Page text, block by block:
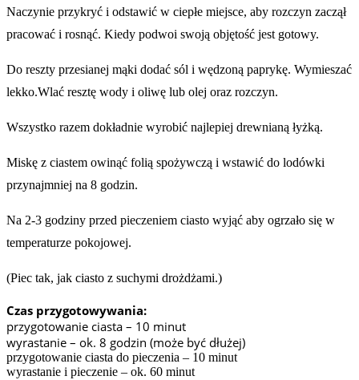
Naczynie przykryć i odstawić w ciepłe miejsce, aby rozczyn zaczął
pracować i rosnąć. Kiedy podwoi swoją objętość jest gotowy.
Do reszty przesianej mąki dodać sól i wędzoną paprykę. Wymieszać
lekko.Wlać resztę wody i oliwę lub olej oraz rozczyn.
Wszystko razem dokładnie wyrobić najlepiej drewnianą łyżką.
Miskę z ciastem owinąć folią spożywczą i wstawić do lodówki
przynajmniej na 8 godzin.
Na 2-3 godziny przed pieczeniem ciasto wyjąć aby ogrzało się w
temperaturze pokojowej.
(Piec tak, jak ciasto z suchymi drożdżami.)
Czas przygotowywania:
przygotowanie ciasta – 10 minut
wyrastanie – ok. 8 godzin (może być dłużej)
przygotowanie ciasta do pieczenia – 10 minut
wyrastanie i pieczenie – ok. 60 minut